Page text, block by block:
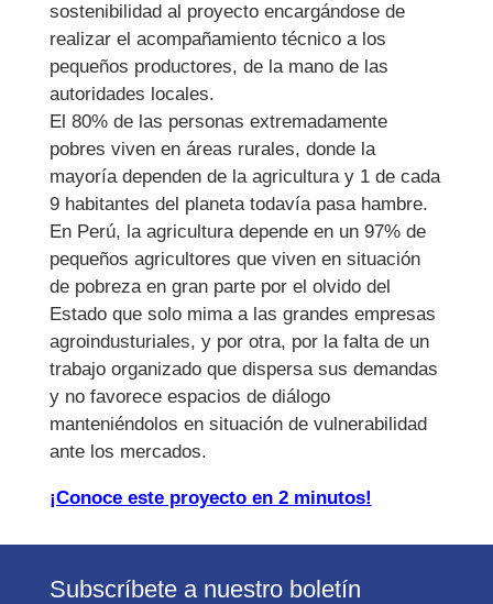
sostenibilidad al proyecto encargándose de
realizar el acompañamiento técnico a los
pequeños productores, de la mano de las
autoridades locales.
El 80% de las personas extremadamente
pobres viven en áreas rurales, donde la
mayoría dependen de la agricultura y 1 de cada
9 habitantes del planeta todavía pasa hambre.
En Perú, la agricultura depende en un 97% de
pequeños agricultores que viven en situación
de pobreza en gran parte por el olvido del
Estado que solo mima a las grandes empresas
agroindusturiales, y por otra, por la falta de un
trabajo organizado que dispersa sus demandas
y no favorece espacios de diálogo
manteniéndolos en situación de vulnerabilidad
ante los mercados.
¡Conoce este proyecto en 2 minutos!
Subscríbete a nuestro boletín